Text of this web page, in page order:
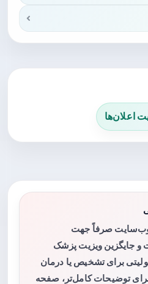
اعلان‌ها
وب‌سایت صرفاً جهت
جایگزین ویزیت پزشک
برای تشخیص یا درمان
برای توضیحات کامل‌تر، صفحه